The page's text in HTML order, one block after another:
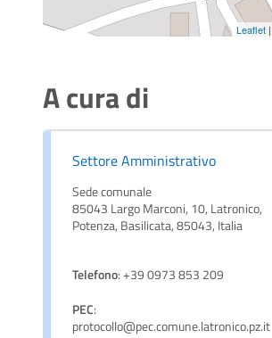
Leaflet
A cura di
Settore Amministrativo
Sede comunale
85043 Largo Marconi, 10, Latronico,
Potenza, Basilicata, 85043, Italia
Telefono: +39 0973 853 209
PEC:
protocollo@pec.comune.latronico.pz.it